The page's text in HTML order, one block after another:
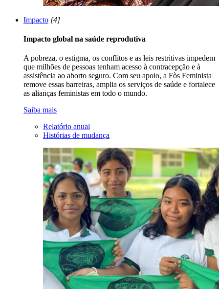
Impacto [4]
Impacto global na saúde reprodutiva
A pobreza, o estigma, os conflitos e as leis restritivas impedem
que milhões de pessoas tenham acesso à contracepção e à
assistência ao aborto seguro. Com seu apoio, a Fòs Feminista
remove essas barreiras, amplia os serviços de saúde e fortalece
as alianças feministas em todo o mundo.
Saiba mais
Relatório anual
Histórias de mudança